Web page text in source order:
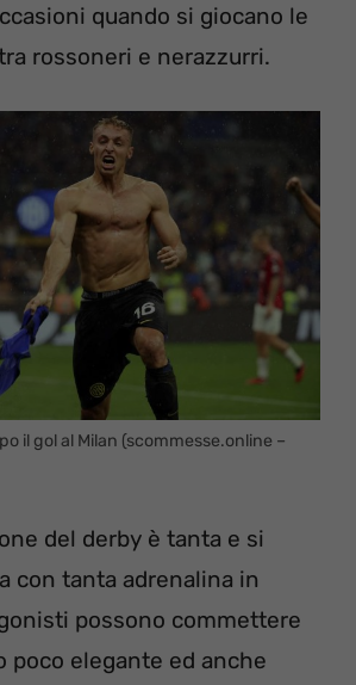
quando si giocano le
rossoneri e nerazzurri.
il gol al Milan (scommesse.online –
del derby è tanta e si
con tanta adrenalina in
possono commettere
poco elegante ed anche